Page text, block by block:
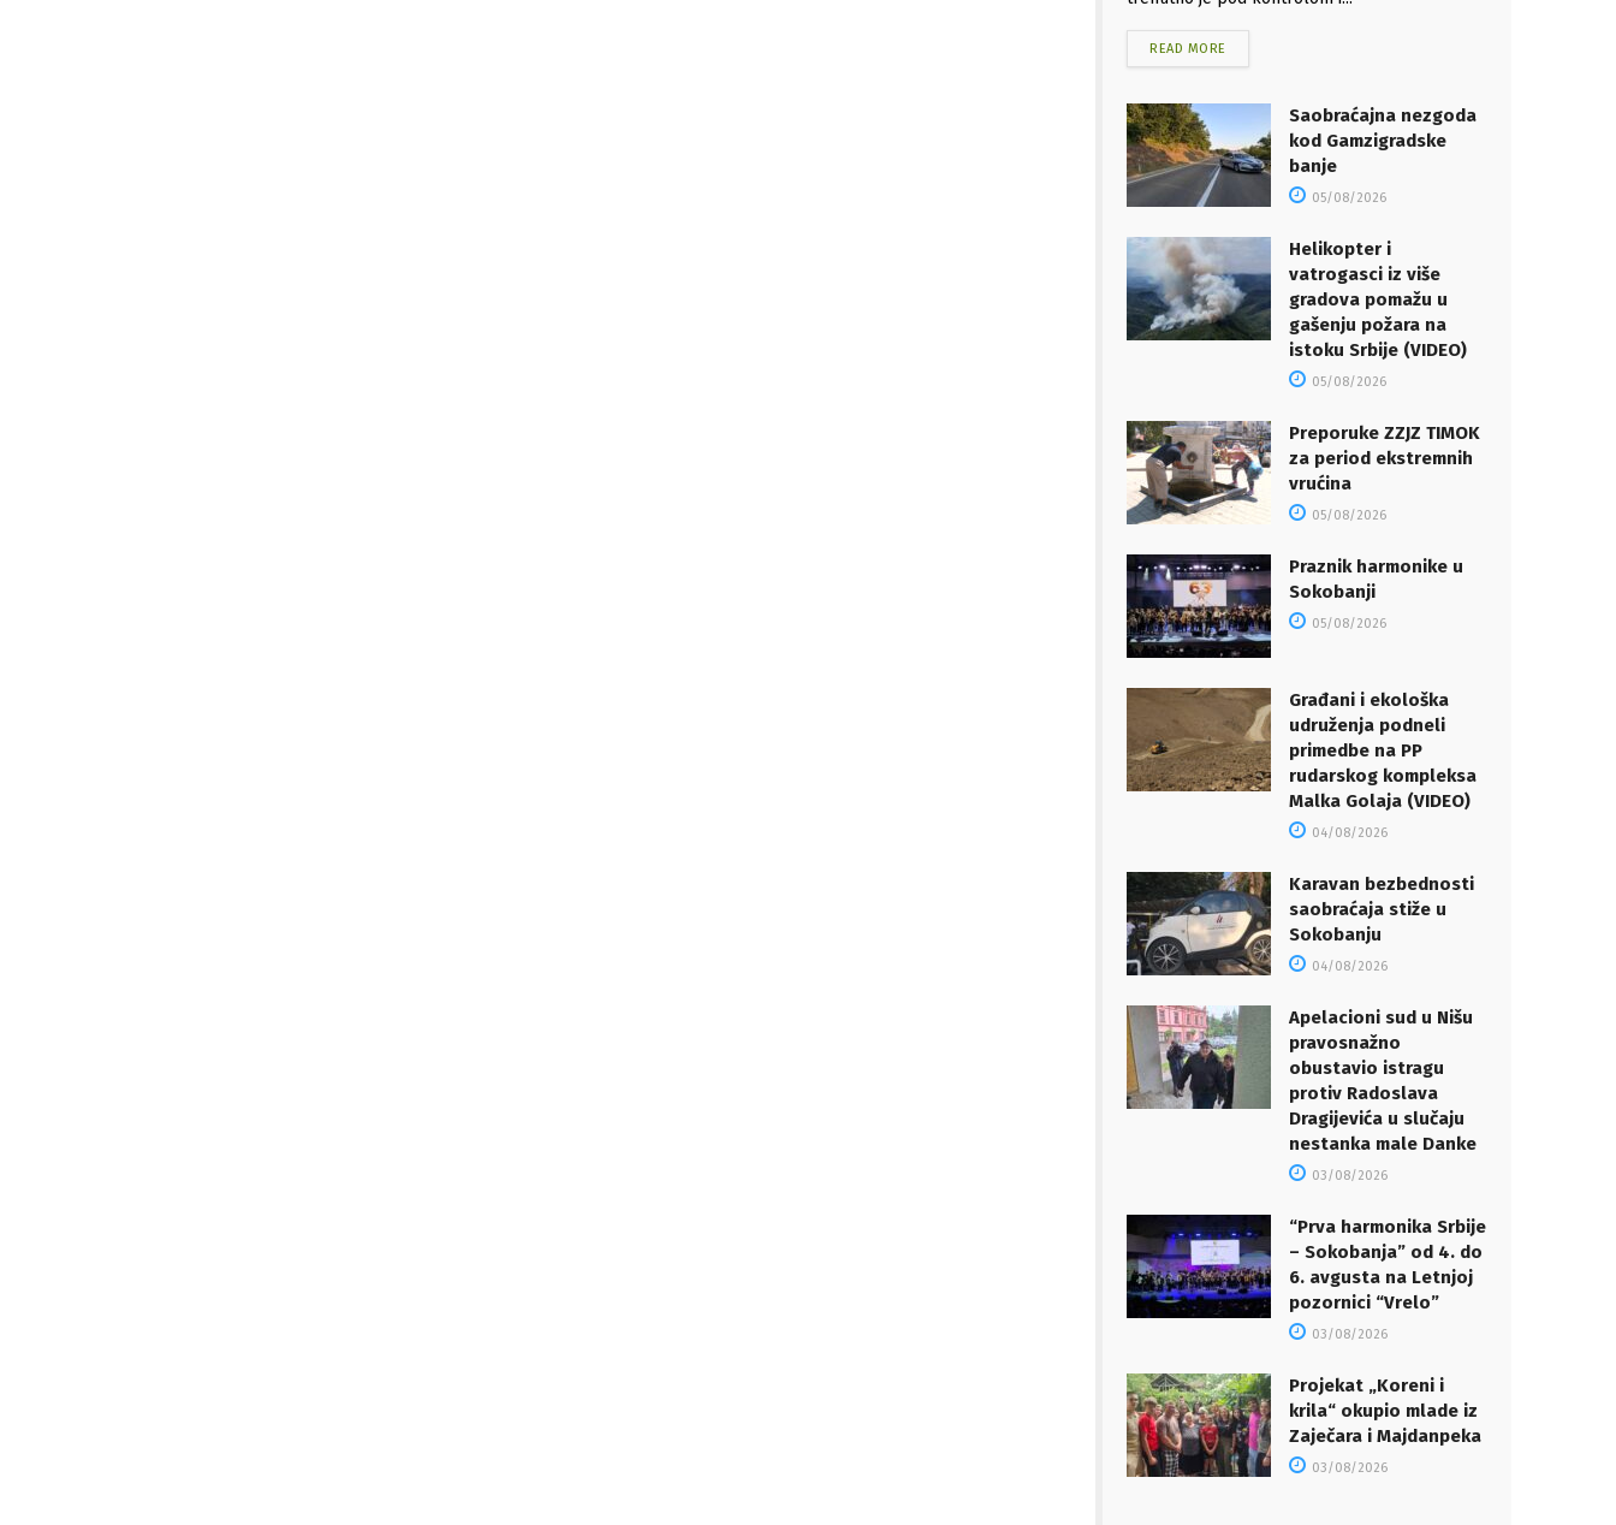
READ MORE
Saobraćajna nezgoda
kod Gamzigradske
banje
05/08/2026
Helikopter i
vatrogasci iz više
gradova pomažu u
gašenju požara na
istoku Srbije (VIDEO)
05/08/2026
Preporuke ZZJZ TIMOK
za period ekstremnih
vrućina
05/08/2026
Praznik harmonike u
Sokobanji
05/08/2026
Građani i ekološka
udruženja podneli
primedbe na PP
rudarskog kompleksa
Malka Golaja (VIDEO)
04/08/2026
Karavan bezbednosti
saobraćaja stiže u
Sokobanju
04/08/2026
Apelacioni sud u Nišu
pravosnažno
obustavio istragu
protiv Radoslava
Dragijevića u slučaju
nestanka male Danke
03/08/2026
“Prva harmonika Srbije
– Sokobanja” od 4. do
6. avgusta na Letnjoj
pozornici “Vrelo”
03/08/2026
Projekat „Koreni i
krila“ okupio mlade iz
Zaječara i Majdanpeka
03/08/2026